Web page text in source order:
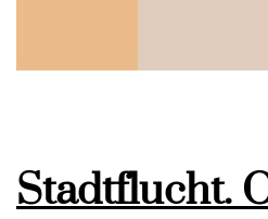
Stadtflucht.